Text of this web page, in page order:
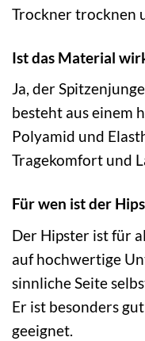
Trockner trocknen
Ist das Material
Ja, der
besteht aus einem
Polyamid und
Tragekomfort und
Für wen ist der
Der Hipster ist für
auf hochwertige
sinnliche Seite
Er ist besonders
geeignet.